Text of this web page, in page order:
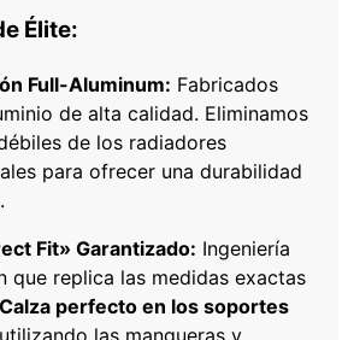
Élite:
Full-Aluminum: Fabricados
de alta calidad. Eliminamos
de los radiadores
para ofrecer una durabilidad
Fit» Garantizado: Ingeniería
que replica las medidas exactas
Calza perfecto en los soportes